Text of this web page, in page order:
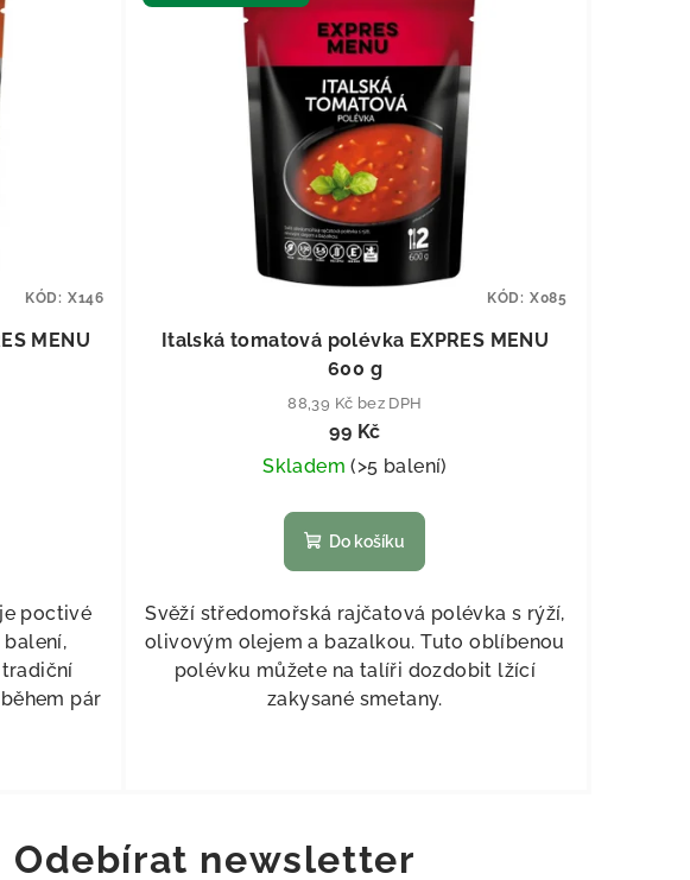
MENU
poctivé
pár
KÓD: X146
Italská tomatová polévka EXPRES MENU
600 g
88,39 Kč bez DPH
99 Kč
Skladem(>5 balení)
Do košíku
Svěží středomořská rajčatová polévka s rýží,
olivovým olejem a bazalkou. Tuto oblíbenou
polévku můžete na talíři dozdobit lžící
zakysané smetany.
KÓD: X085
Odebírat newsletter